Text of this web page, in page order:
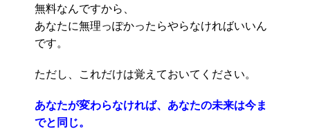
無料なんですから、
あなたに無理っぽかったらやらなければいいん
です。
ただし、これだけは覚えておいてください。
あなたが変わらなければ、あなたの未来は今ま
でと同じ。